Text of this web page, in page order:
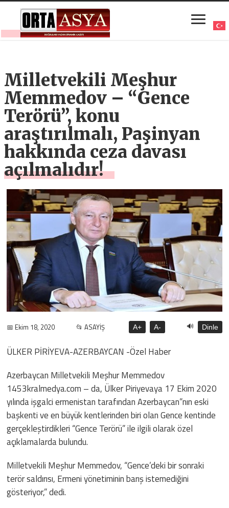
Milletvekili Meşhur
Memmedov – “Gence
Terörü”, konu
araştırılmalı, Paşinyan
hakkında ceza davası
açılmalıdır!
📅 Ekim 18, 2020 📂 ASAYİŞ A+ A- 🔊 Dinle
ÜLKER PİRİYEVA-AZERBAYCAN -Özel Haber
Azerbaycan Milletvekili Meşhur Memmedov
1453kralmedya.com – da, Ülker Piriyevaya 17 Ekim 2020
yılında işgalci ermenistan tarafından Azerbaycan”nın eski
başkenti ve en büyük kentlerinden biri olan Gence kentinde
gerçekleştirdikleri “Gence Terörü” ile ilgili olarak özel
açıklamalarda bulundu.
Milletvekili Meşhur Memmedov, “Gence’deki bir sonraki
terör saldırısı, Ermeni yönetiminin barış istemediğini
gösteriyor,” dedi.